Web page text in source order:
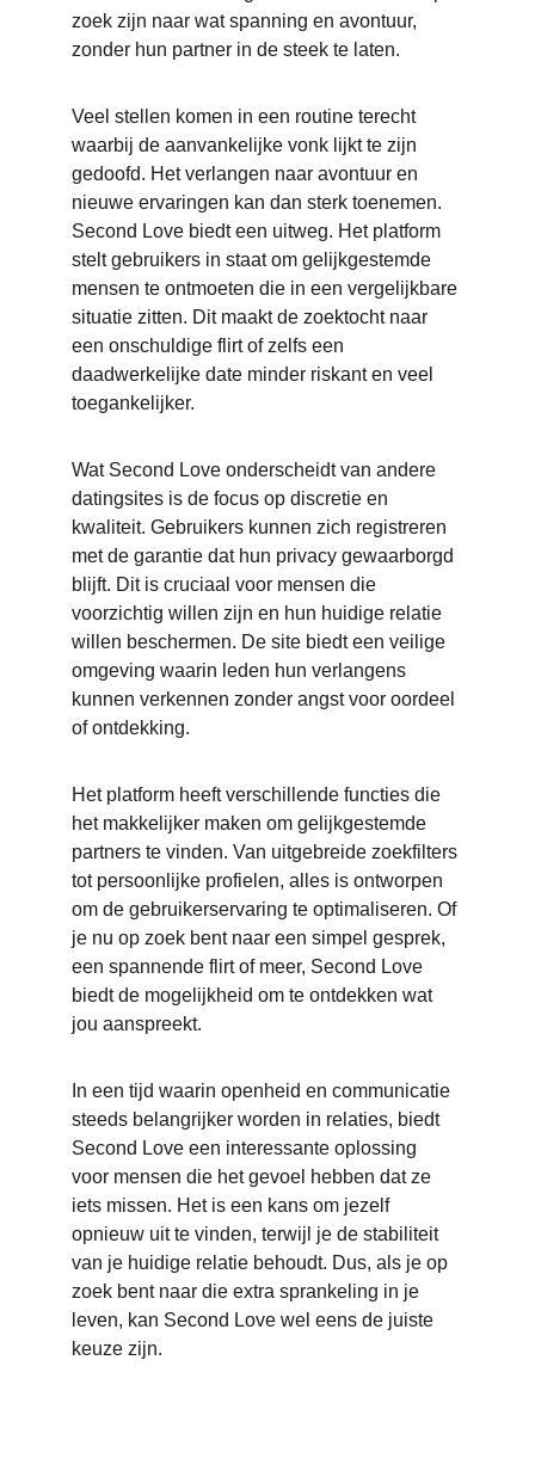
zoek zijn naar wat spanning en avontuur,
zonder hun partner in de steek te laten.
Veel stellen komen in een routine terecht
waarbij de aanvankelijke vonk lijkt te zijn
gedoofd. Het verlangen naar avontuur en
nieuwe ervaringen kan dan sterk toenemen.
Second Love biedt een uitweg. Het platform
stelt gebruikers in staat om gelijkgestemde
mensen te ontmoeten die in een vergelijkbare
situatie zitten. Dit maakt de zoektocht naar
een onschuldige flirt of zelfs een
daadwerkelijke date minder riskant en veel
toegankelijker.
Wat Second Love onderscheidt van andere
datingsites is de focus op discretie en
kwaliteit. Gebruikers kunnen zich registreren
met de garantie dat hun privacy gewaarborgd
blijft. Dit is cruciaal voor mensen die
voorzichtig willen zijn en hun huidige relatie
willen beschermen. De site biedt een veilige
omgeving waarin leden hun verlangens
kunnen verkennen zonder angst voor oordeel
of ontdekking.
Het platform heeft verschillende functies die
het makkelijker maken om gelijkgestemde
partners te vinden. Van uitgebreide zoekfilters
tot persoonlijke profielen, alles is ontworpen
om de gebruikerservaring te optimaliseren. Of
je nu op zoek bent naar een simpel gesprek,
een spannende flirt of meer, Second Love
biedt de mogelijkheid om te ontdekken wat
jou aanspreekt.
In een tijd waarin openheid en communicatie
steeds belangrijker worden in relaties, biedt
Second Love een interessante oplossing
voor mensen die het gevoel hebben dat ze
iets missen. Het is een kans om jezelf
opnieuw uit te vinden, terwijl je de stabiliteit
van je huidige relatie behoudt. Dus, als je op
zoek bent naar die extra sprankeling in je
leven, kan Second Love wel eens de juiste
keuze zijn.